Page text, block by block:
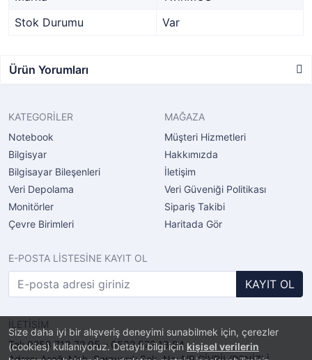
Size daha iyi bir alışveriş deneyimi sunabilmek için, çerezler
(cookies) kullanıyoruz. Detaylı bilgi için kişisel verilerin
Stok Durumu
Var
Ürün Yorumları
KATEGORİLER
Notebook
Bilgisyar
Bilgisayar Bileşenleri
Veri Depolama
Monitörler
Çevre Birimleri
MAĞAZA
Müşteri Hizmetleri
Hakkımızda
İletişim
Veri Güveniği Politikası
Sipariş Takibi
Haritada Gör
E-POSTA LİSTESİNE KAYIT OL
KAYIT OL
İLETİŞİM
Tel: 0258 713 72 05 – 0532 572 13 94